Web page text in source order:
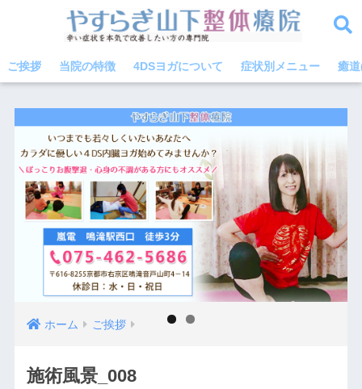
ご挨拶 当院の特徴 4DSヨガについて 症状別メニュー 癒
ホーム ご挨拶
施術風景_008